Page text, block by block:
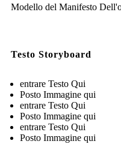
Modello del Manifesto
Testo Storyboard
entrare Testo Qui
Posto Immagine qui
entrare Testo Qui
Posto Immagine qui
entrare Testo Qui
Posto Immagine qui